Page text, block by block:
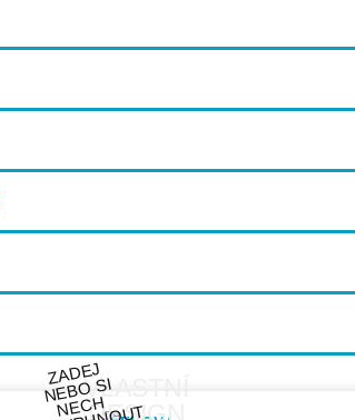
VLASTNÍ
DESIGN
ZA
DEJ
NEB
O SI
NE
C
H
NAV
R
H
N
O